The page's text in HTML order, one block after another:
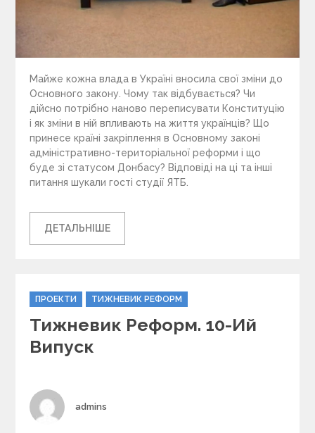
Майже кожна влада в Україні вносила свої зміни до
Основного закону. Чому так відбувається? Чи
дійсно потрібно наново переписувати Конституцію
і як зміни в ній впливають на життя українців? Що
принесе країні закріплення в Основному законі
адміністративно-територіальної реформи і що
буде зі статусом Донбасу? Відповіді на ці та інші
питання шукали гості студії ЯТБ.
ДЕТАЛЬНІШЕ
C
a
t
e
g
i
e
ПРОЕКТИ ТИЖНЕВИК РЕФОРМ
Тижневик Реформ. 10-Ий
Випуск
Author
admins